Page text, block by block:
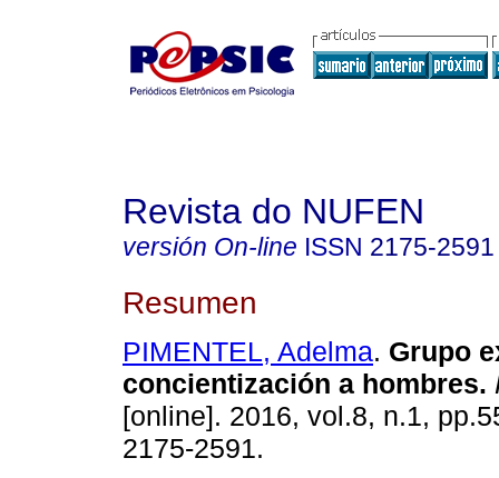
Revista do NUFEN
versión On-line ISSN 2175-2591
Resumen
PIMENTEL, Adelma. Grupo
concientización a hombres.
[online]. 2016, vol.8, n.1,
2175-2591.